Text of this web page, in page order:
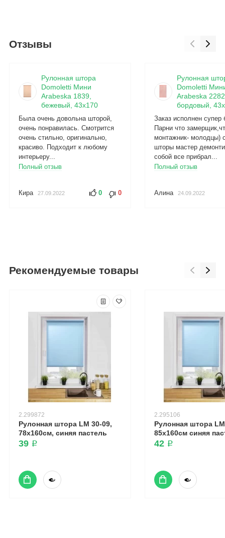
Отзывы
Рулонная штора
Domoletti Мини
Arabeska 1839,
бежевый, 43x170
Была очень довольна шторой,
очень понравилась. Смотрится
очень стильно, оригинально,
красиво. Подходит к любому
интерьеру...
Полный отзыв
Кира 27.09.2022 0 0
Рулонная
Domoletti
Arabeska 2282
бордовый,
Заказ исполнен супер
Парни что
монтажник- молодцы)
шторы мастер
собой все прибрал...
Полный отзыв
Алина 24.09.2022
Рекомендуемые товары
2.299872
Рулонная штора LM 30-09,
78х160см, синяя пастель
39 ₽
2.295106
Рулонная штора
85х160см синяя
42 ₽